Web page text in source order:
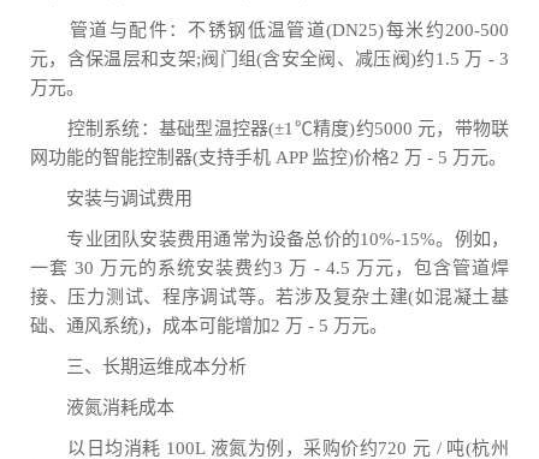
管道与配件：不锈钢低温管道(DN25)每米约200-500
元，含保温层和支架;阀门组(含安全阀、减压阀)约1.5 万 - 3
万元。
控制系统：基础型温控器(±1℃精度)约5000 元，带物联
网功能的智能控制器(支持手机 APP 监控)价格2 万 - 5 万元。
安装与调试费用
专业团队安装费用通常为设备总价的10%-15%。例如，
一套 30 万元的系统安装费约3 万 - 4.5 万元，包含管道焊
接、压力测试、程序调试等。若涉及复杂土建(如混凝土基
础、通风系统)，成本可能增加2 万 - 5 万元。
三、长期运维成本分析
液氮消耗成本
以日均消耗 100L 液氮为例，采购价约720 元 / 吨(杭州